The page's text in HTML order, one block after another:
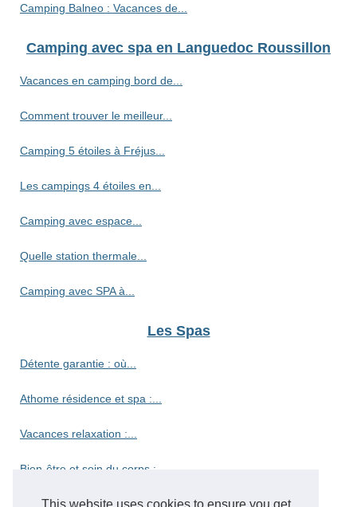
Camping Balneo : Vacances de...
Camping avec spa en Languedoc Roussillon
Vacances en camping bord de...
Comment trouver le meilleur...
Camping 5 étoiles à Fréjus...
Les campings 4 étoiles en...
Camping avec espace...
Quelle station thermale...
Camping avec SPA à...
Les Spas
Détente garantie : où...
Athome résidence et spa :...
Vacances relaxation :...
Bien-être et soin du corps :...
Découvrez le camping haut de...